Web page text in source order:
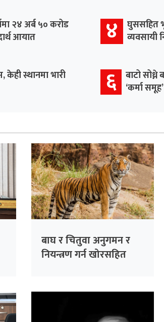
२४ अर्ब ५० करोड
आयात
४ घुससहित
व्यवसायी
स्थानमा भारी
६ बाटो
‘कर्मा
बाघ र चितुवा अनुगमन र
नियन्त्रण गर्न खोरसहित